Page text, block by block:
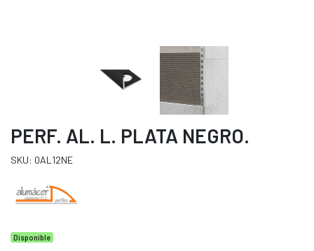
PERF. AL. L. PLATA NEGRO.
SKU: 0AL12NE
Disponible